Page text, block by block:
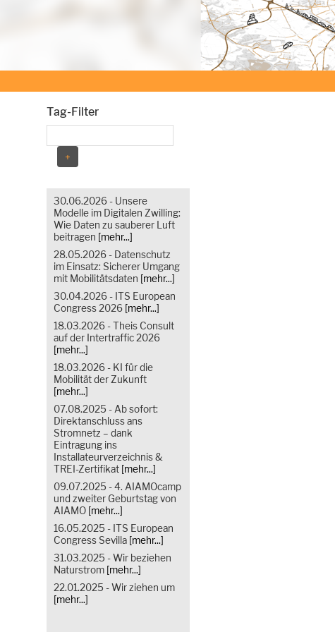
Tag-Filter
30.06.2026 - Unsere
Modelle im Digitalen Zwilling:
Wie Daten zu sauberer Luft
beitragen [mehr...]
28.05.2026 - Datenschutz
im Einsatz: Sicherer Umgang
mit Mobilitätsdaten [mehr...]
30.04.2026 - ITS European
Congress 2026 [mehr...]
18.03.2026 - Theis Consult
auf der Intertraffic 2026
[mehr...]
18.03.2026 - KI für die
Mobilität der Zukunft
[mehr...]
07.08.2025 - Ab sofort:
Direktanschluss ans
Stromnetz – dank
Eintragung ins
Installateurverzeichnis &
TREI-Zertifikat [mehr...]
09.07.2025 - 4. AIAMOcamp
und zweiter Geburtstag von
AIAMO [mehr...]
16.05.2025 - ITS European
Congress Sevilla [mehr...]
31.03.2025 - Wir beziehen
Naturstrom [mehr...]
22.01.2025 - Wir ziehen um
[mehr...]